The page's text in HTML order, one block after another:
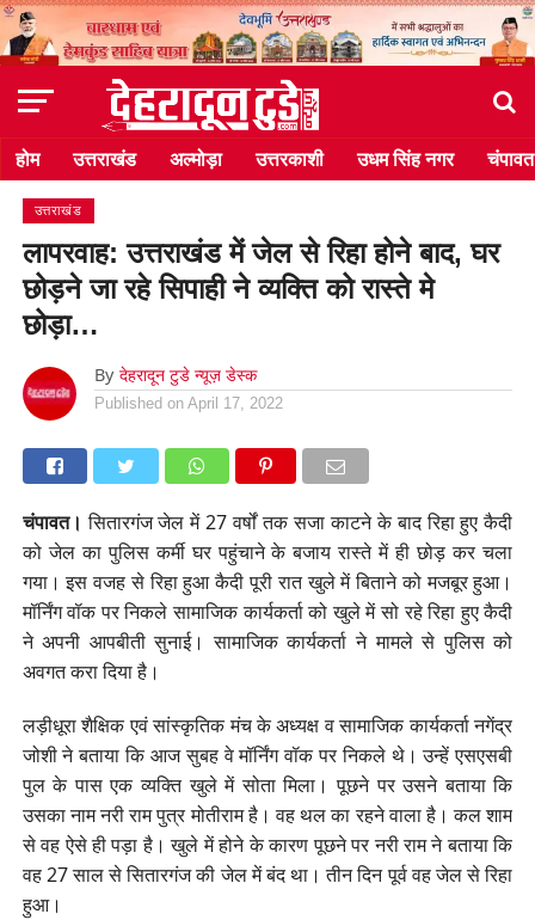
होम उत्तराखंड अल्मोड़ा उत्तरकाशी उधम सिंह नगर चंपावत
उत्तराखंड
लापरवाह: उत्तराखंड में जेल से रिहा होने बाद, घर
छोड़ने जा रहे सिपाही ने व्यक्ति को रास्ते मे
छोड़ा…
By देहरादून टुडे न्यूज़ डेस्क
Published on April 17, 2022
चंपावत। सितारगंज जेल में 27 वर्षों तक सजा काटने के बाद रिहा हुए कैदी
को जेल का पुलिस कर्मी घर पहुंचाने के बजाय रास्ते में ही छोड़ कर चला
गया। इस वजह से रिहा हुआ कैदी पूरी रात खुले में बिताने को मजबूर हुआ।
मॉर्निंग वॉक पर निकले सामाजिक कार्यकर्ता को खुले में सो रहे रिहा हुए कैदी
ने अपनी आपबीती सुनाई। सामाजिक कार्यकर्ता ने मामले से पुलिस को
अवगत करा दिया है।
लड़ीधूरा शैक्षिक एवं सांस्कृतिक मंच के अध्यक्ष व सामाजिक कार्यकर्ता नगेंद्र
जोशी ने बताया कि आज सुबह वे मॉर्निंग वॉक पर निकले थे। उन्हें एसएसबी
पुल के पास एक व्यक्ति खुले में सोता मिला। पूछने पर उसने बताया कि
उसका नाम नरी राम पुत्र मोतीराम है। वह थल का रहने वाला है। कल शाम
से वह ऐसे ही पड़ा है। खुले में होने के कारण पूछने पर नरी राम ने बताया कि
वह 27 साल से सितारगंज की जेल में बंद था। तीन दिन पूर्व वह जेल से रिहा
हुआ।